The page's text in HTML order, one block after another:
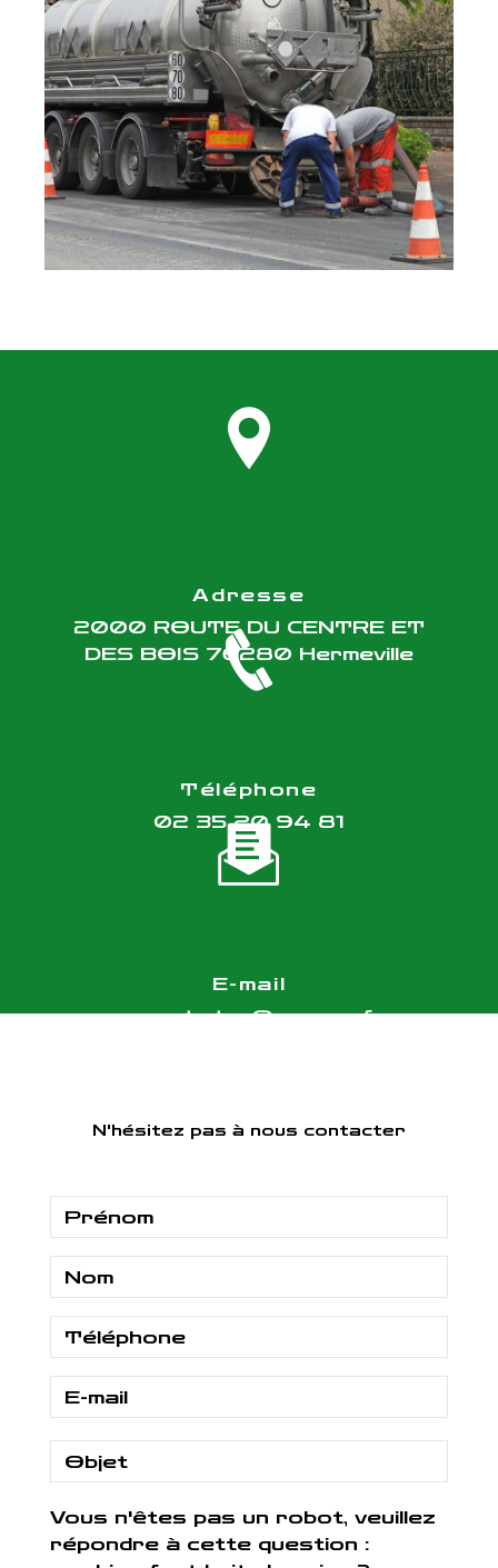
Adresse
2000 ROUTE DU CENTRE ET
DES BOIS 76280 Hermeville
Téléphone
02 35 20 94 81
E-mail
vasset.etar@orange.fr
N'hésitez pas à nous contacter
Vous n'êtes pas un robot, veuillez
répondre à cette question :